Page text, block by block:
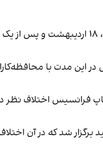
، که تا پیش از این چهره‌ای نسبتا ناشناخته در عرصه جهانی بود و
درگذشت. فرانسیس در این مدت با
فرانسیس اختلاف نظر